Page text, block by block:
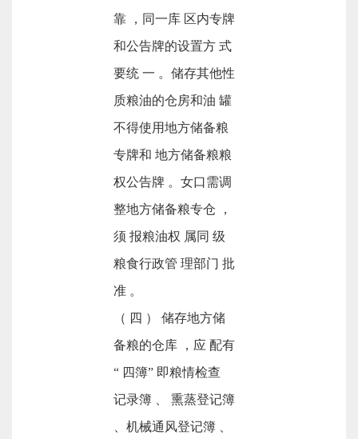
靠 ，同一库 区内专牌
和公告牌的设置方 式
要统 一 。储存其他性
质粮油的仓房和油 罐
不得使用地方储备粮
专牌和 地方储备粮粮
权公告牌 。女口需调
整地方储备粮专仓 ，
须 报粮油权 属同 级
粮食行政管 理部门 批
准 。
（ 四 ） 储存地方储
备粮的仓库 ，应 配有
“ 四簿” 即粮情检查
记录簿 、 熏蒸登记簿
、机械通风登记簿 、